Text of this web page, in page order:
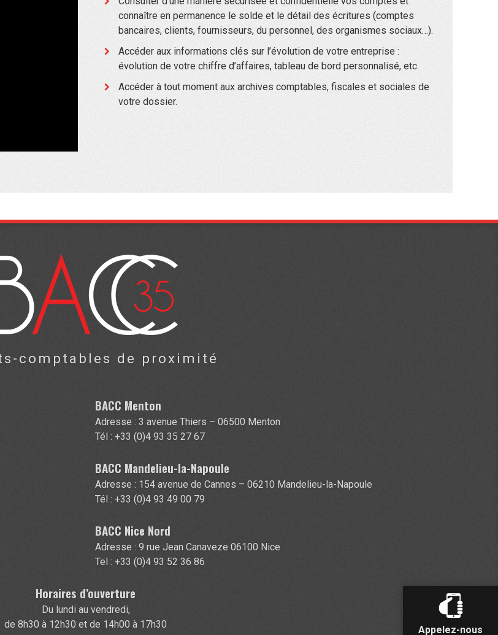
connaître en permanence le solde et le détail des écritures (comptes
bancaires, clients, fournisseurs, du personnel, des organismes sociaux…).
Accéder aux informations clés sur l’évolution de votre entreprise :
évolution de votre chiffre d’affaires, tableau de bord personnalisé, etc.
Accéder à tout moment aux archives comptables, fiscales et sociales de
votre dossier.
comptables de proximité
BACC Menton
Adresse : 3 avenue Thiers – 06500 Menton
Tél : +33 (0)4 93 35 27 67
BACC Mandelieu-la-Napoule
Adresse : 154 avenue de Cannes – 06210 Mandelieu-la-Napoule
Tél : +33 (0)4 93 49 00 79
BACC Nice Nord
Adresse : 9 rue Jean Canaveze 06100 Nice
Tel : +33 (0)4 93 52 36 86
Horaires d’ouverture
Du lundi au vendredi,
de 8h30 à 12h30 et de 14h00 à 17h30
Appelez-nous